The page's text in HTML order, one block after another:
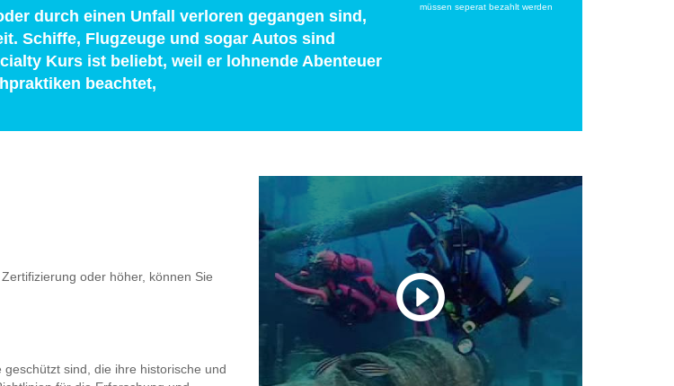
durch einen Unfall verloren gegangen sind,
Schiffe, Flugzeuge und sogar Autos sind
Kurs ist beliebt, weil er lohnende Abenteuer
beachtet,
müssen seperat bezahlt werden
oder höher, können Sie
sind, die ihre historische und